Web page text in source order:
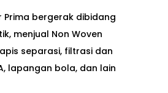
Prima bergerak dibidang
menjual Non Woven
separasi, filtrasi dan
lapangan bola, dan lain